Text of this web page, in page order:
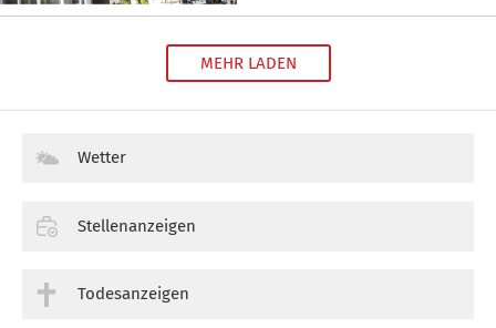
MEHR LADEN
Wetter
Stellenanzeigen
Todesanzeigen